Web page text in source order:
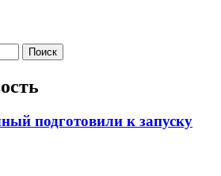
подготовили к запуску